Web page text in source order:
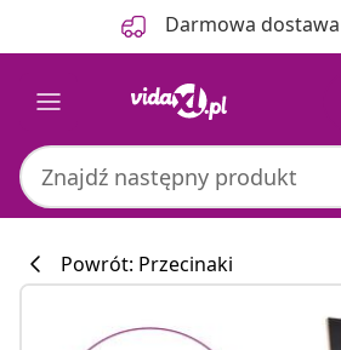
Powrót: Przecinaki